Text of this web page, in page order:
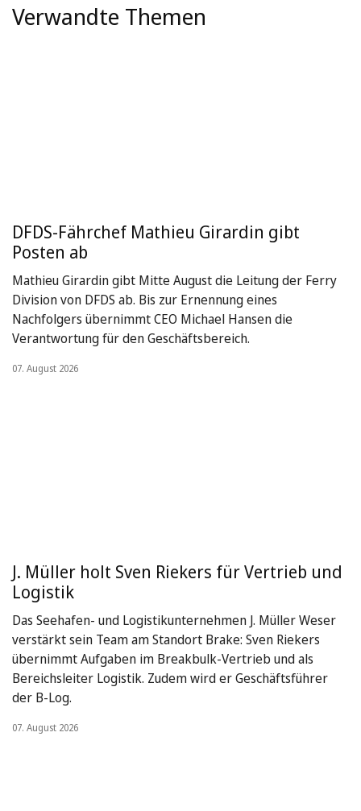
Verwandte Themen
DFDS-Fährchef Mathieu Girardin gibt
Posten ab
Mathieu Girardin gibt Mitte August die Leitung der Ferry
Division von DFDS ab. Bis zur Ernennung eines
Nachfolgers übernimmt CEO Michael Hansen die
Verantwortung für den Geschäftsbereich.
07. August 2026
J. Müller holt Sven Riekers für Vertrieb und
Logistik
Das Seehafen- und Logistikunternehmen J. Müller Weser
verstärkt sein Team am Standort Brake: Sven Riekers
übernimmt Aufgaben im Breakbulk-Vertrieb und als
Bereichsleiter Logistik. Zudem wird er Geschäftsführer
der B-Log.
07. August 2026